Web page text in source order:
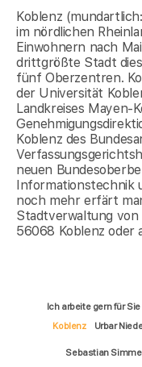
Koblenz
im nördlichen
Einwohnern nach
drittgrößte Stadt
fünf Oberzentren.
der Universität
Landkreises Mayen-
Koblenz des
neuen
Informationstechnik
noch mehr erfärt
Stadtverwaltung von
56068 Koblenz oder
Ich arbeite gern für
Koblenz
Urbar
Sebastian